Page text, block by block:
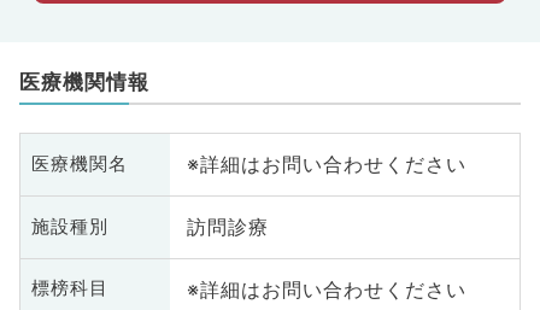
医療機関情報
医療機関名 ※詳細はお問い合わせください
施設種別 訪問診療
標榜科目 ※詳細はお問い合わせください